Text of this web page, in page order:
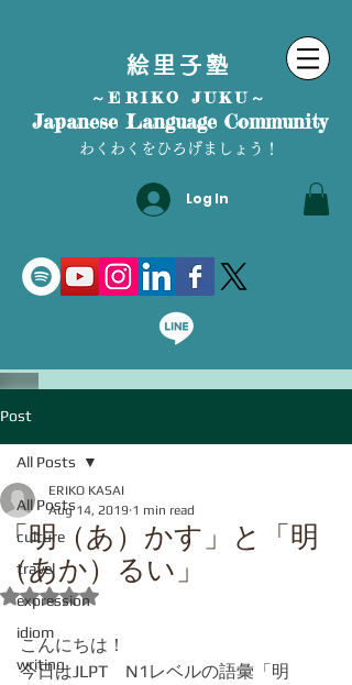
絵里子塾
～ERIKO JUKU～
Japanese Language Community
わくわくをひろげましょう！
Log In
Post
All Posts
culture
travel
expression
idiom
writing
All Posts
「明（あ）かす」と「明
（あか）るい」
ERIKO KASAI
Aug 14, 2019 1 min read
Rated NaN out of 5 stars.
こんにちは！
今日はJLPT　N1レベルの語彙「明